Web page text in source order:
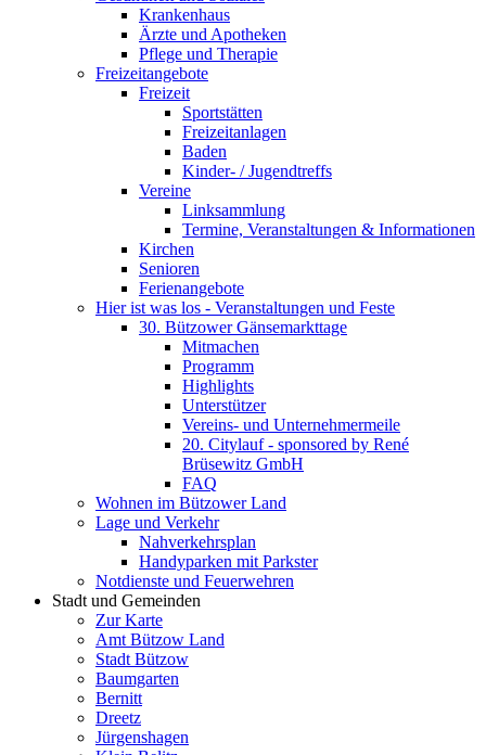
Krankenhaus
Ärzte und Apotheken
Pflege und Therapie
Freizeitangebote
Freizeit
Sportstätten
Freizeitanlagen
Baden
Kinder- / Jugendtreffs
Vereine
Linksammlung
Termine, Veranstaltungen & Informationen
Kirchen
Senioren
Ferienangebote
Hier ist was los - Veranstaltungen und Feste
30. Bützower Gänsemarkttage
Mitmachen
Programm
Highlights
Unterstützer
Vereins- und Unternehmermeile
20. Citylauf - sponsored by René
Brüsewitz GmbH
FAQ
Wohnen im Bützower Land
Lage und Verkehr
Nahverkehrsplan
Handyparken mit Parkster
Notdienste und Feuerwehren
Stadt und Gemeinden
Zur Karte
Amt Bützow Land
Stadt Bützow
Baumgarten
Bernitt
Dreetz
Jürgenshagen